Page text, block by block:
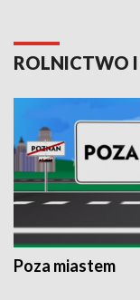
ROLNICTWO I
Poza miastem